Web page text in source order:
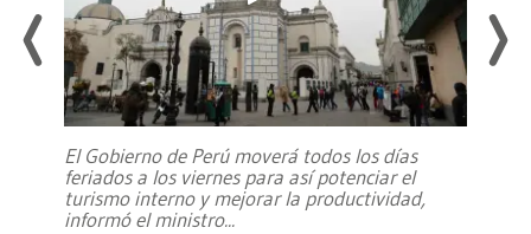
El Gobierno de Perú moverá todos los días
feriados a los viernes para así potenciar el
turismo interno y mejorar la productividad,
informó el ministro...